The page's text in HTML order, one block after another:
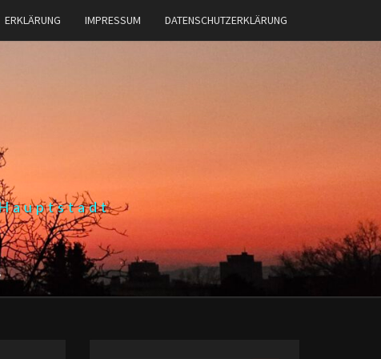
ERKLÄRUNG IMPRESSUM DATENSCHUTZERKLÄRUNG